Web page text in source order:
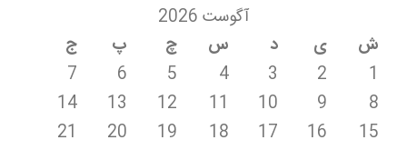
آگوست 2026
ش
ی د س چ پ
ج
1
2
3
4
5
6
7
8
9
10
11
12
13
14
15
16
17
18
19
20
21